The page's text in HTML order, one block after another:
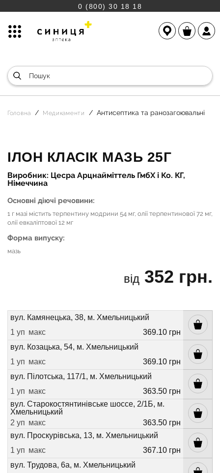
0 (800) 30 18 18
Головна Медикаменти Антисептика та ранозагоювальні
ІЛОН КЛАСІК МАЗЬ 25Г
Виробник: Цесра Арцнайміттель ГмбХ і Ко. КГ,
Німеччина
Основні діючі речовини:
1 г мазі містить терпентину модрини 54 мг, олії терпентинової 72 мг,
олії евкаліптової 12 мг
Форма випуску:
мазь
від 352 грн.
вул. Камянецька, 38, м. Хмельницький
1 уп макс
369.10 грн
вул. Козацька, 54, м. Хмельницький
1 уп макс
369.10 грн
вул. Пілотська, 117/1, м. Хмельницький
1 уп макс
363.50 грн
вул. Старокостянтинівське шоссе, 2/1Б, м.
Хмельницький
2 уп макс
363.50 грн
вул. Проскурівська, 13, м. Хмельницький
1 уп макс
367.10 грн
вул. Трудова, 6а, м. Хмельницький